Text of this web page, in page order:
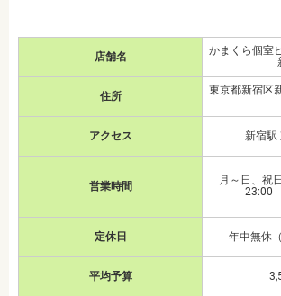
店舗名
かまくら個室
住所
東京都新宿区
アクセス 新宿駅
営業時間
月～日、祝
23:00
定休日 年中無休
平均予算